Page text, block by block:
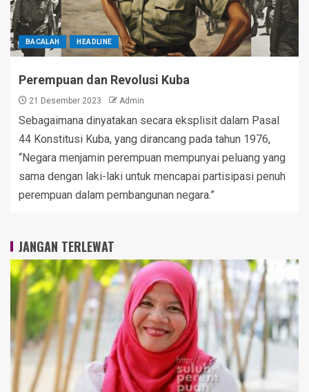
BACALAH HEADLINE
Perempuan dan Revolusi Kuba
21 Desember 2023 Admin
Sebagaimana dinyatakan secara eksplisit dalam Pasal
44 Konstitusi Kuba, yang dirancang pada tahun 1976,
“Negara menjamin perempuan mempunyai peluang yang
sama dengan laki-laki untuk mencapai partisipasi penuh
perempuan dalam pembangunan negara.”
JANGAN TERLEWAT